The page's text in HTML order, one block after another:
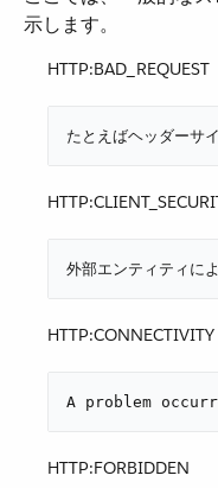
示します。
HTTP:BAD_REQUEST
たとえばヘッダーサ
外部エンティティに
HTTP:CONNECTIVITY
A problem
HTTP:FORBIDDEN